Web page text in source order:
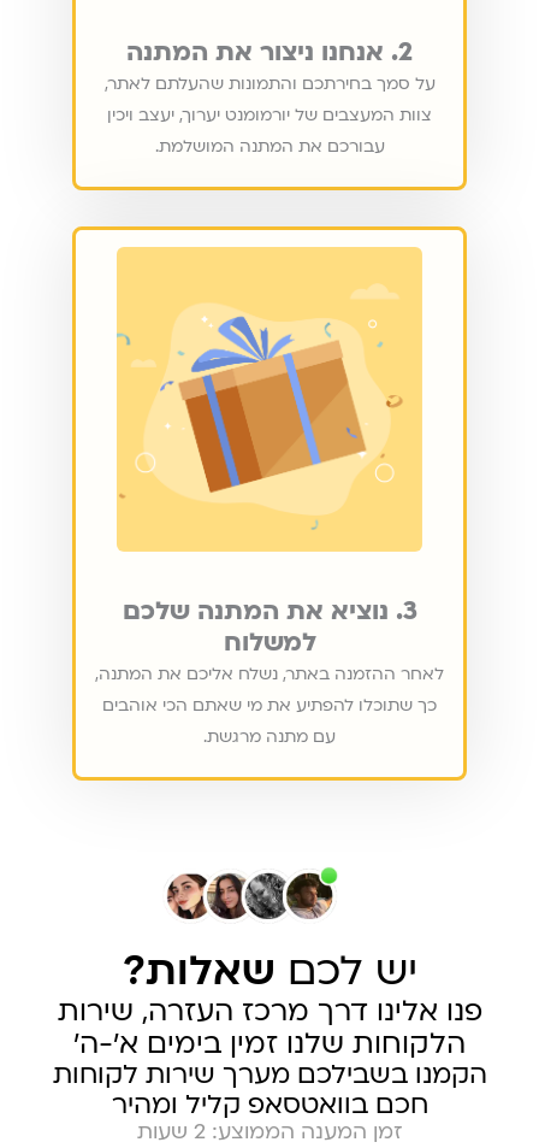
2. אנחנו ניצור את המתנה
על סמך בחירתכם והתמונות שהעלתם לאתר,
צוות המעצבים של יורמומנט יערוך, יעצב ויכין
עבורכם את המתנה המושלמת.
3. נוציא את המתנה שלכם
למשלוח
לאחר ההזמנה באתר, נשלח אליכם את המתנה,
כך שתוכלו להפתיע את מי שאתם הכי אוהבים
עם מתנה מרגשת.
יש לכם שאלות?
פנו אלינו דרך מרכז העזרה, שירות
הלקוחות שלנו זמין בימים א׳-ה׳
הקמנו בשבילכם מערך שירות לקוחות
חכם בוואטסאפ קליל ומהיר
זמן המענה הממוצע: 2 שעות